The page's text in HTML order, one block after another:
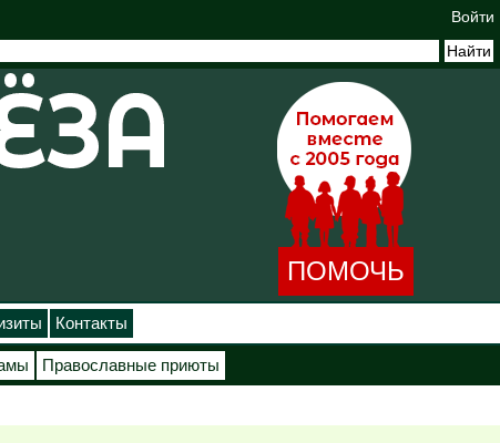
Войти
ПОМОЧЬ
Контакты
Православные приюты